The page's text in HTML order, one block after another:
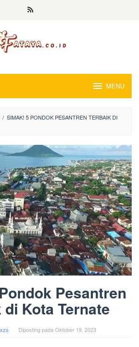
MENU
/ SIMAK! 5 PONDOK PESANTREN TERBAIK DI
Pesantren
di Kota Ternate
Diposting pada Oktober 19, 2023